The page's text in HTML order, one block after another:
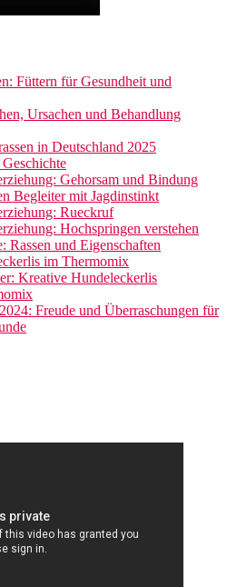
Füttern für Gesundheit und
Ursachen und Behandlung
in Deutschland 2025
Gehorsam und Bindung
Begleiter mit Jagdinstinkt
Rueckruf
Hochspringen verstehen
Rassen und Eigenschaften
im Thermomix
Kreative Hundeleckerlis
Freude und Überraschungen für